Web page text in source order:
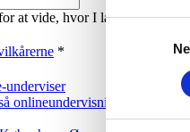
Consent
at vide, hvor I landet du bor,
*
underviser
onlineundervisning